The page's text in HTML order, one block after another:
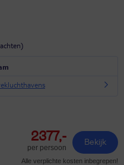
2377,-
per persoon
Bekijk
Alle verplichte kosten inbegrepen!